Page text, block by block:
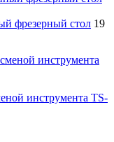
фрезерный стол 19
инструмента TS-